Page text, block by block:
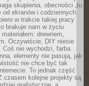
skupienia, obecności „tu
od ekranów i codziennych
w trakcie takiej pracy
brakuje nam w życiu
drewnem,
Oczywiście, DIY niesie
nie wychodzi, farba
elementy nie pasują, jak
nie chce być tak
To jednak część
czasem kolejne projekty są